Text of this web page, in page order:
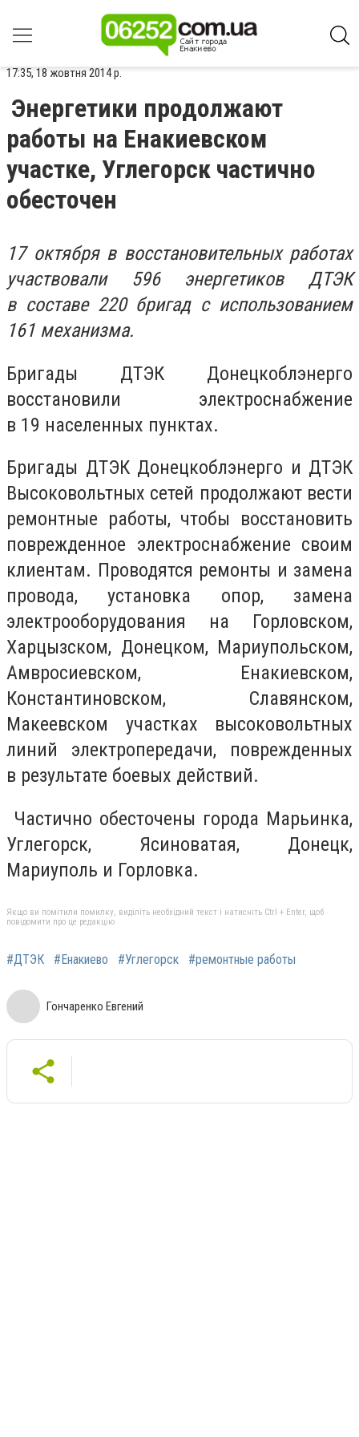
17:35, 18 жовтня 2014 р.
Энергетики продолжают
работы на Енакиевском
участке, Углегорск частично
обесточен
17 октября в восстановительных работах
участвовали 596 энергетиков ДТЭК
в составе 220 бригад с использованием
161 механизма.
Бригады ДТЭК Донецкоблэнерго
восстановили электроснабжение
в 19 населенных пунктах.
Бригады ДТЭК Донецкоблэнерго и ДТЭК
Высоковольтных сетей продолжают вести
ремонтные работы, чтобы восстановить
поврежденное электроснабжение своим
клиентам. Проводятся ремонты и замена
провода, установка опор, замена
электрооборудования на Горловском,
Харцызском, Донецком, Мариупольском,
Амвросиевском, Енакиевском,
Константиновском, Славянском,
Макеевском участках высоковольтных
линий электропередачи, поврежденных
в результате боевых действий.
Частично обесточены города Марьинка,
Углегорск, Ясиноватая, Донецк,
Мариуполь и Горловка.
Якщо ви помітили помилку, виділіть необхідний текст і натисніть Ctrl + Enter, щоб
повідомити про це редакцію
#ДТЭК #Енакиево #Углегорск #ремонтные работы
Гончаренко Евгений